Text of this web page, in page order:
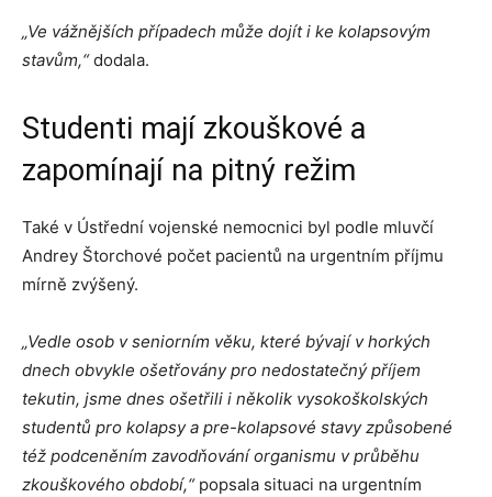
„Ve vážnějších případech může dojít i ke kolapsovým
stavům,“dodala.
Studenti mají zkouškové a
zapomínají na pitný režim
Také v Ústřední vojenské nemocnici byl podle mluvčí
Andrey Štorchové počet pacientů na urgentním příjmu
mírně zvýšený.
„Vedle osob v seniorním věku, které bývají v horkých
dnech obvykle ošetřovány pro nedostatečný příjem
tekutin, jsme dnes ošetřili i několik vysokoškolských
studentů pro kolapsy a pre-kolapsové stavy způsobené
též podceněním zavodňování organismu v průběhu
zkouškového období,“popsala situaci na urgentním